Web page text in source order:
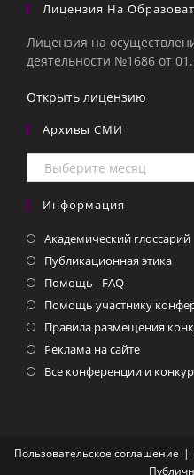
Лицензия На
Лицензия на
деятельности №1686 от
Открыть лицензию
Архивы СМИ
Архивы
СМИ
Информация
Академический глоссарий
Публикационная этика
Помощь - FAQ
Помощь участнику
Правила размещения
Реклама на сайте
Все конференции и
Пользовательское соглашение